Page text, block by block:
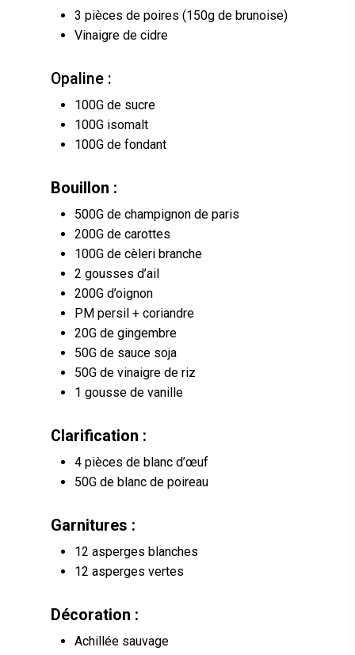
3 pièces de poires (150g de brunoise)
Vinaigre de cidre
Opaline :
100G de sucre
100G isomalt
100G de fondant
Bouillon :
500G de champignon de paris
200G de carottes
100G de cèleri branche
2 gousses d’ail
200G d’oignon
PM persil + coriandre
20G de gingembre
50G de sauce soja
50G de vinaigre de riz
1 gousse de vanille
Clarification :
4 pièces de blanc d’œuf
50G de blanc de poireau
Garnitures :
12 asperges blanches
12 asperges vertes
Décoration :
Achillée sauvage